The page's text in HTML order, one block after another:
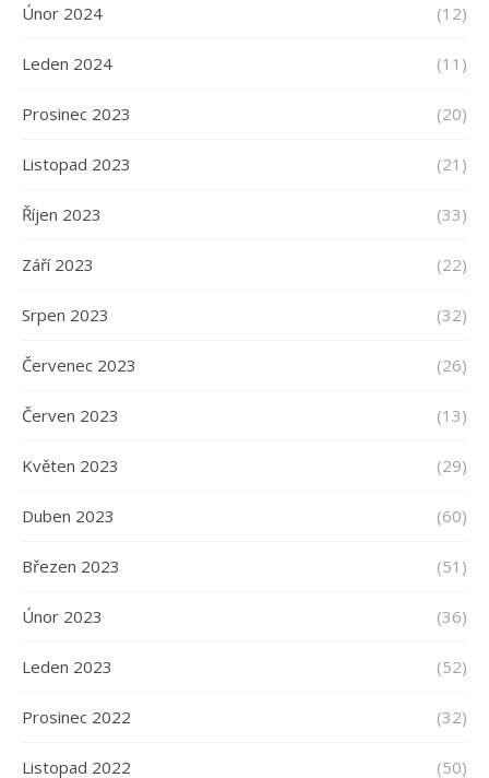
Únor 2024 (12)
Leden 2024 (11)
Prosinec 2023 (20)
Listopad 2023 (21)
Říjen 2023 (33)
Září 2023 (22)
Srpen 2023 (32)
Červenec 2023 (26)
Červen 2023 (13)
Květen 2023 (29)
Duben 2023 (60)
Březen 2023 (51)
Únor 2023 (36)
Leden 2023 (52)
Prosinec 2022 (32)
Listopad 2022 (50)